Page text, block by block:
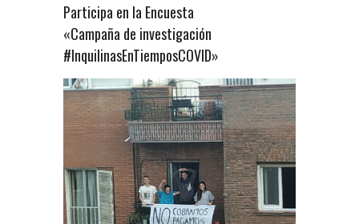
Participa en la Encuesta
«Campaña de investigación
#InquilinasEnTiemposCOVID»